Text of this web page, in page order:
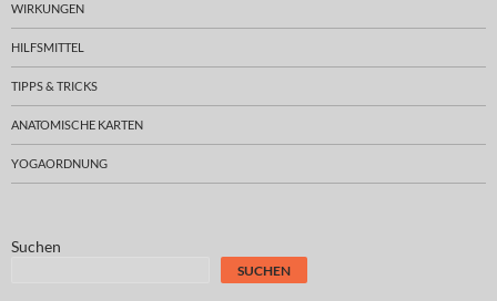
WIRKUNGEN
HILFSMITTEL
TIPPS & TRICKS
ANATOMISCHE KARTEN
YOGAORDNUNG
Suchen
SUCHEN